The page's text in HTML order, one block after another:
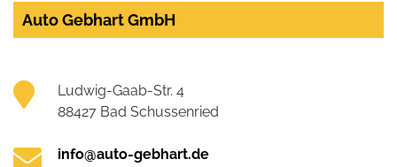
Auto Gebhart GmbH
Ludwig-Gaab-Str. 4
88427 Bad Schussenried
info@auto-gebhart.de